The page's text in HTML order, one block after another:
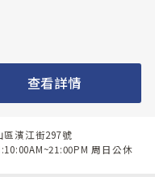
查看詳情
區濱江街297號
周日公休